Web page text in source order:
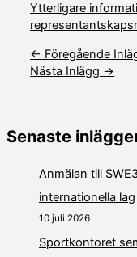
Ytterligare
← Föregående
Nästa Inlägg →
Senaste
Anmälan till
internationella lag
10 juli 2026
Sportkontoret